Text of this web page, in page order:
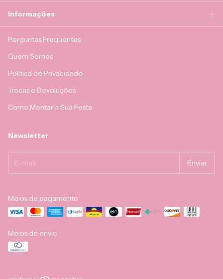
Informações
Perguntas Frequentes
Quem Somos
Política de Privacidade
Trocas e Devoluções
Como Montar a Sua Festa
Newsletter
Meios de pagamento
Meios de envio